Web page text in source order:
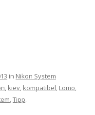
in Nikon System
, kiev, kompatibel, Lomo,
,Tipp.